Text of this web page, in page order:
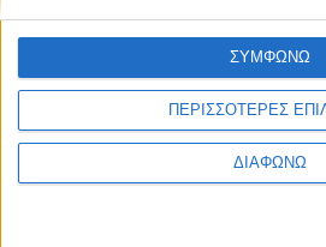
ΠΕΡΙΣΣΟΤΕΡΕΣ
ΔΙΑΦΩΝΩ
ΣΥΜΦΩΝΩ